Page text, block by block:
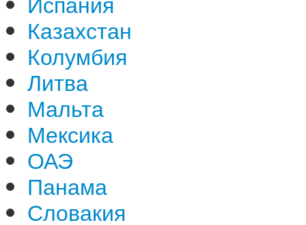
Казахстан
Колумбия
Литва
Мальта
Мексика
ОАЭ
Панама
Словакия